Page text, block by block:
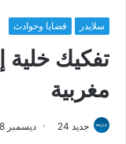
سلايدر قضايا وحوادث
مغربية
جديد 24 ديسمبر 8, 2021